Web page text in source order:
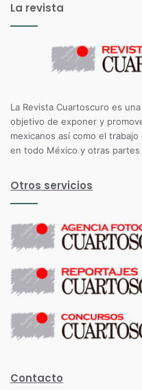
La revista
La Revista Cuartoscuro es
objetivo de exponer y
mexicanos así como el
en todo México y otras partes
Otros servicios
Contacto